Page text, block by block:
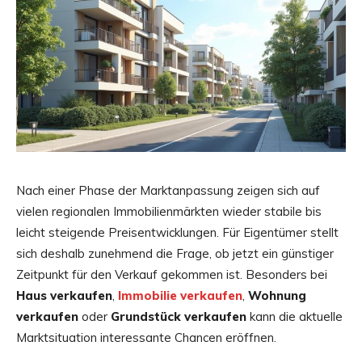
Nach einer Phase der Marktanpassung zeigen sich auf
vielen regionalen Immobilienmärkten wieder stabile bis
leicht steigende Preisentwicklungen. Für Eigentümer stellt
sich deshalb zunehmend die Frage, ob jetzt ein günstiger
Zeitpunkt für den Verkauf gekommen ist. Besonders bei
Haus verkaufen, Immobilie verkaufen, Wohnung
verkaufen oder Grundstück verkaufen kann die aktuelle
Marktsituation interessante Chancen eröffnen.